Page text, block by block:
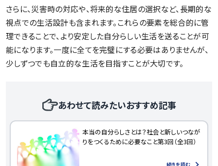
さらに、災害時の対応や、将来的な住居の選択など、長期的な
視点での生活設計も含まれます。これらの要素を総合的に管
理できることで、より安定した自分らしい生活を送ることが可
能になります。一度に全てを完璧にする必要はありませんが、
少しずつでも自立的な生活を目指すことが大切です。
あわせて読みたいおすすめ記事
本当の自分らしさとは？社会と新しいつなが
りをつくるために必要なこと第3回（全3回）
続きを読む